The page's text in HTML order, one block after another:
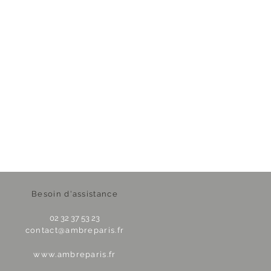
Besoin d'assistance
02 32 37 53 23
contact@ambreparis.fr
www.ambreparis.fr